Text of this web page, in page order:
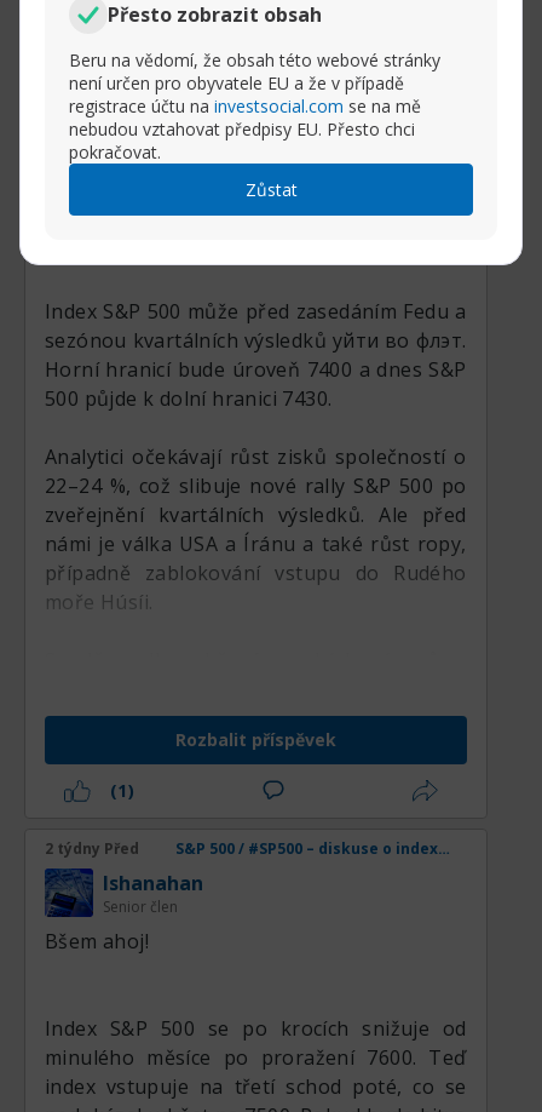
Přesto zobrazit obsah
Beru na vědomí, že obsah této webové stránky
není určen pro obyvatele EU a že v případě
registrace účtu na investsocial.com se na mě
nebudou vztahovat předpisy EU. Přesto chci
pokračovat.
Zůstat
Rozbalit příspěvek
(1)
2 týdny Před S&P 500 / #SP500 – diskuse o indexu, analýzách, novinkách a obchodních nápadech
Senior člen
Index S&P 500 může před zasedáním Fedu a
sezónou kvartálních výsledků уйти во флэт.
Horní hranicí bude úroveň 7400 a dnes S&P
500 půjde k dolní hranici 7430.
Analytici očekávají růst zisků společností o
22–24 %, což slibuje nové rally S&P 500 po
zveřejnění kvartálních výsledků. Ale před
námi je válka USA a Íránu a také růst ropy,
případně zablokování vstupu do Rudého
moře Húsíi.
otevírají nové dlouhé pozice v akciích. To
znamená, že prognózy analytiků vzbuzují
nedůvěru. Dnešní zveřejnění reportu ADP
(15:15 MSK), v případě problémů na trhu
indexu S&P 500.
Rozbalit příspěvek
(1)
2 týdny Před S&P 500 / #SP500 – diskuse o indexu, analýzách, novinkách a obchodních nápadech
lshanahan
Senior člen
Вšem ahoj!
Index S&P 500 se po krocích snižuje od
minulého měsíce po proražení 7600. Teď
index vstupuje na třetí schod poté, co se